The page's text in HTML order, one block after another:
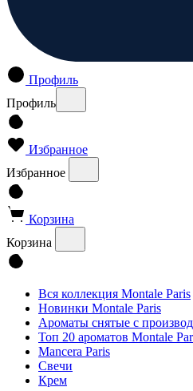
Профиль
Профиль
Избранное
Избранное
Корзина
Корзина
Вся коллекция Montale Paris
Новинки Montale Paris
Ароматы cнятые с
Топ 20 ароматов Montale
Mancera Paris
Свечи
Крем